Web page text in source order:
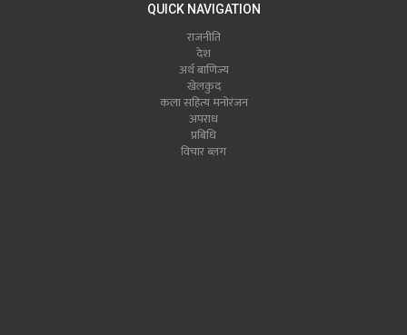
QUICK NAVIGATION
राजनीति
देश
अर्थ बाणिज्य
खेलकुद
कला सहित्य मनोरंजन
अपराध
प्रबिधि
विचार ब्लग